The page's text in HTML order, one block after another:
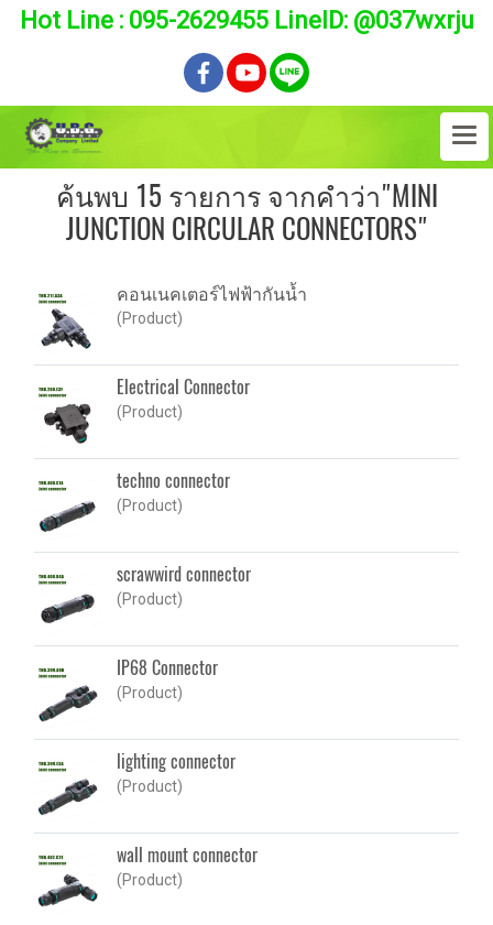
Hot Line : 095-2629455 LineID: @037wxrju
ค้นพบ 15 รายการ จากคำว่า"MINI
JUNCTION CIRCULAR CONNECTORS"
คอนเนคเตอร์ไฟฟ้ากันน้ำ
(Product)
Electrical Connector
(Product)
techno connector
(Product)
scrawwird connector
(Product)
IP68 Connector
(Product)
lighting connector
(Product)
wall mount connector
(Product)